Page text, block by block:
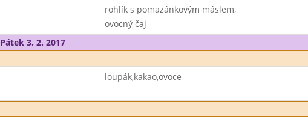
rohlík s pomazánkovým máslem,
ovocný čaj
Pátek 3. 2. 2017
loupák,kakao,ovoce